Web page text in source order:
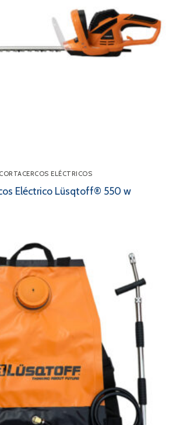
CORTACERCOS ELÉCTRICOS
Eléctrico Lüsqtoff® 550 w